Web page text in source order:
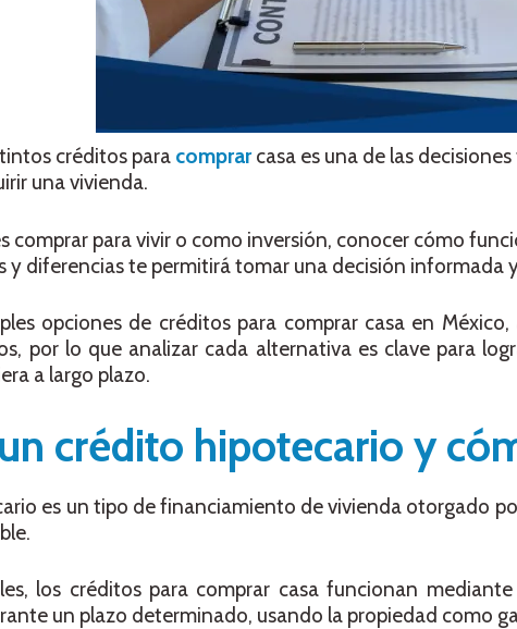
créditos para comprarcasa es una de las
una vivienda.
comprar para vivir o como inversión, conocer cómo
y diferencias te permitirá tomar una decisión informada
opciones de créditos para comprar casa en
por lo que analizar cada alternativa es clave para
a largo plazo.
crédito hipotecario y
es un tipo de financiamiento de vivienda otorgado
los créditos para comprar casa funcionan
un plazo determinado, usando la propiedad como